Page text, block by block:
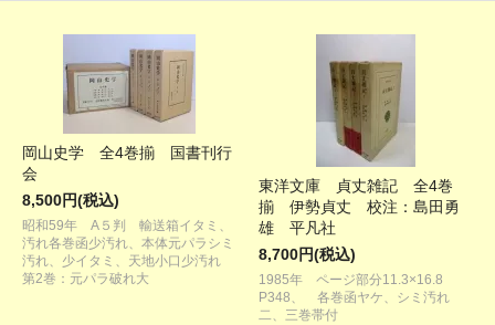
岡山史学 全4巻揃 国書刊行
会
8,500円(税込)
昭和59年 A５判 輸送箱イタミ、
汚れ各巻函少汚れ、本体元パラシミ
汚れ、少イタミ、天地小口少汚れ
第2巻：元パラ破れ大
東洋文庫 貞丈雑記 全4巻
揃 伊勢貞丈 校注：島田勇
雄 平凡社
8,700円(税込)
1985年 ページ部分11.3×16.8
P348、 各巻函ヤケ、シミ汚れ
二、三巻帯付